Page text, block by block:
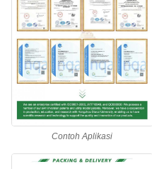
Contoh Aplikasi